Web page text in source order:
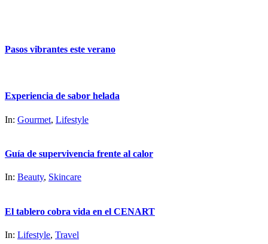
Pasos vibrantes este verano
Experiencia de sabor helada
In: Gourmet, Lifestyle
Guía de supervivencia frente al calor
In: Beauty, Skincare
El tablero cobra vida en el CENART
In: Lifestyle, Travel